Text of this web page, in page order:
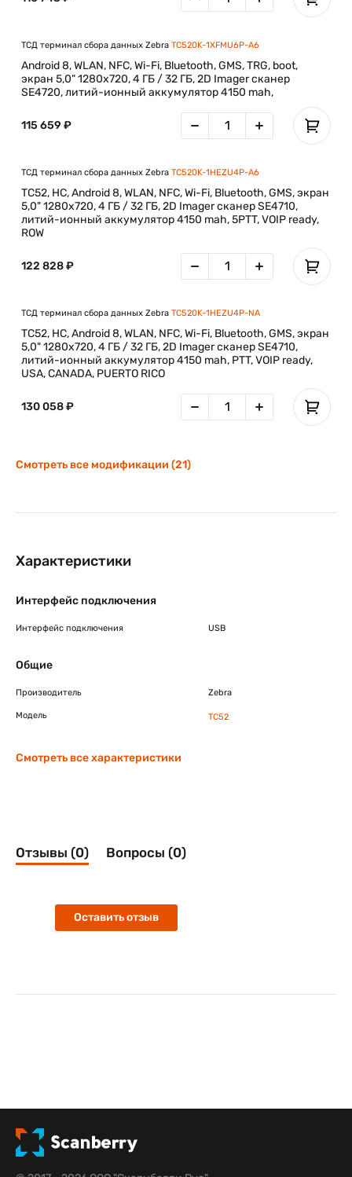
ТСД терминал сбора данных Zebra TC520K-1XFMU6P-A6
Android 8, WLAN, NFC, Wi-Fi, Bluetooth, GMS, TRG, boot,
экран 5,0" 1280x720, 4 ГБ / 32 ГБ, 2D Imager сканер
SE4720, литий-ионный аккумулятор 4150 mah,
115 659 ₽
ТСД терминал сбора данных Zebra TC520K-1HEZU4P-A6
TC52, HC, Android 8, WLAN, NFC, Wi-Fi, Bluetooth, GMS, экран
5,0" 1280x720, 4 ГБ / 32 ГБ, 2D Imager сканер SE4710,
литий-ионный аккумулятор 4150 mah, 5PTT, VOIP ready,
ROW
122 828 ₽
ТСД терминал сбора данных Zebra TC520K-1HEZU4P-NA
TC52, HC, Android 8, WLAN, NFC, Wi-Fi, Bluetooth, GMS, экран
5,0" 1280x720, 4 ГБ / 32 ГБ, 2D Imager сканер SE4710,
литий-ионный аккумулятор 4150 mah, PTT, VOIP ready,
USA, CANADA, PUERTO RICO
130 058 ₽
Смотреть все модификации (21)
Характеристики
Интерфейс подключения
Интерфейс подключения USB
Общие
Производитель Zebra
Модель TC52
Смотреть все характеристики
Отзывы (0) Вопросы (0)
Оставить отзыв